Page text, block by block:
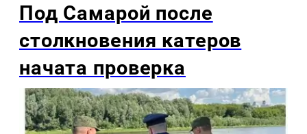
Под Самарой после
столкновения катеров
начата проверка